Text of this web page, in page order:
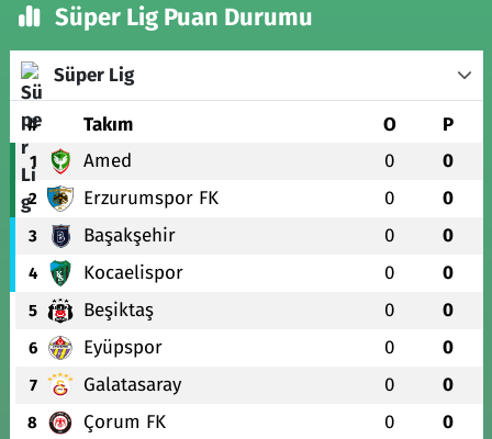
Süper Lig Puan Durumu
Süper Lig
# Takım O P
1 Amed 0 0
2 Erzurumspor FK 0 0
3 Başakşehir 0 0
4 Kocaelispor 0 0
5 Beşiktaş 0 0
6 Eyüpspor 0 0
7 Galatasaray 0 0
8 Çorum FK 0 0